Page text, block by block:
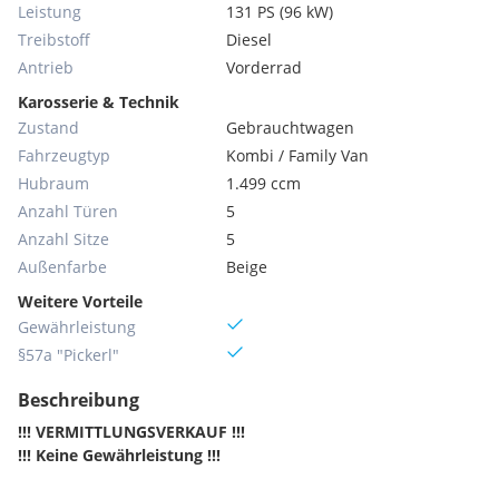
Leistung
131 PS (96 kW)
Treibstoff
Diesel
Antrieb
Vorderrad
Karosserie & Technik
Zustand
Gebrauchtwagen
Fahrzeugtyp
Kombi / Family Van
Hubraum
1.499 ccm
Anzahl Türen
5
Anzahl Sitze
5
Außenfarbe
Beige
Weitere Vorteile
Gewährleistung
§57a "Pickerl"
Beschreibung
!!! VERMITTLUNGSVERKAUF !!!
!!! Keine Gewährleistung !!!